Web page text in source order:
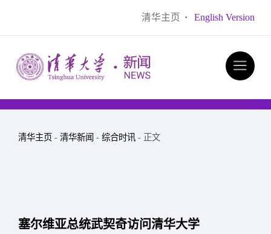
清华主页 · English Version
清华主页 - 清华新闻 - 综合时讯 - 正文
塞尔维亚总统武契奇访问清华大学